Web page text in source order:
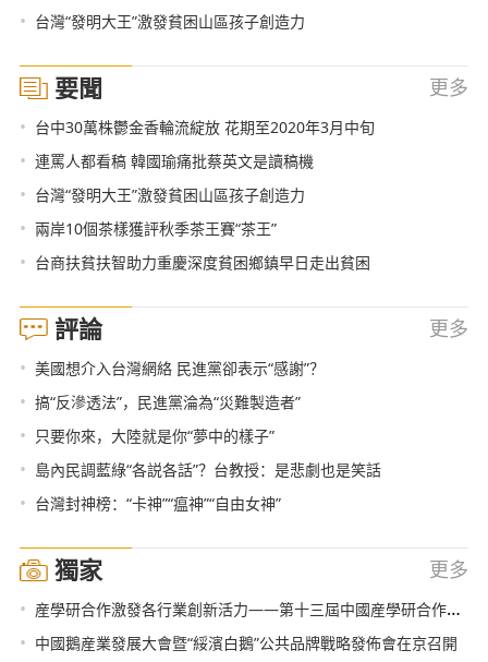
• 台灣“發明大王”激發貧困山區孩子創造力
要聞 更多
• 台中30萬株鬱金香輪流綻放 花期至2020年3月中旬
• 連罵人都看稿 韓國瑜痛批蔡英文是讀稿機
• 台灣“發明大王”激發貧困山區孩子創造力
• 兩岸10個茶樣獲評秋季茶王賽“茶王”
• 台商扶貧扶智助力重慶深度貧困鄉鎮早日走出貧困
評論 更多
• 美國想介入台灣網絡 民進黨卻表示“感謝”？
• 搞“反滲透法”，民進黨淪為“災難製造者”
• 只要你來，大陸就是你“夢中的樣子”
• 島內民調藍綠“各説各話”？台教授：是悲劇也是笑話
• 台灣封神榜：“卡神”“瘟神”“自由女神”
獨家 更多
• 産學研合作激發各行業創新活力——第十三屆中國産學研合作創新大會北京舉行
• 中國鵝産業發展大會暨“綏濱白鵝”公共品牌戰略發佈會在京召開